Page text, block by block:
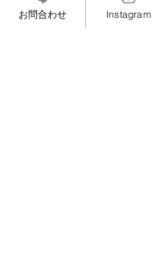
て頂くこともございます。
お問合わせ Instagram